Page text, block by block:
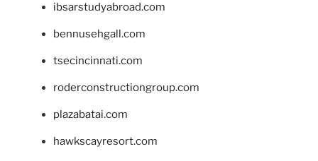
ibsarstudyabroad.com
bennusehgall.com
tsecincinnati.com
roderconstructiongroup.com
plazabatai.com
hawkscayresort.com